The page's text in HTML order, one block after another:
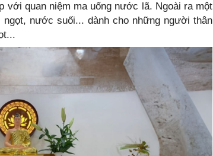
với quan niệm ma uống nước lã. Ngoài ra một
nước suối... dành cho những người thân